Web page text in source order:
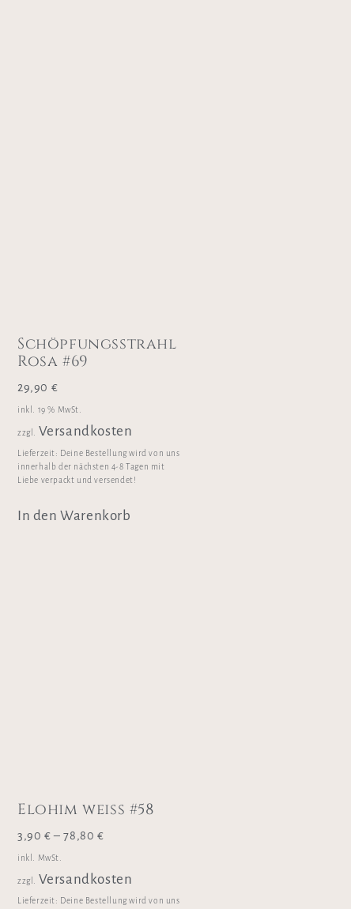
Schöpfungsstrahl
Rosa #69
29,90 €
inkl. 19 % MwSt.
zzgl. Versandkosten
Lieferzeit: Deine Bestellung wird von uns
innerhalb der nächsten 4-8 Tagen mit
Liebe verpackt und versendet!
In den Warenkorb
Elohim weiss #58
3,90 €–78,80€
inkl. MwSt.
zzgl. Versandkosten
Lieferzeit: Deine Bestellung wird von uns